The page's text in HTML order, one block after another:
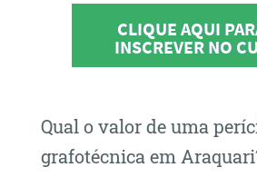
CLIQUE AQUI
INSCREVER NO
Qual o valor de uma
grafotécnica em